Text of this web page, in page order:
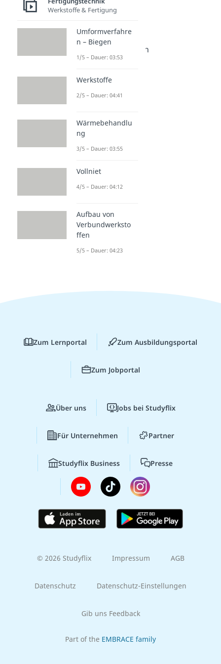
Additive Fertigung
Extruder
Dauer: 05:07
Fertigungsverfahren
Dauer: 04:26
Werkstoffe & Fertigung
Umformverfahre
n – Biegen
1/5 – Dauer: 03:53
Werkstoffe
2/5 – Dauer: 04:41
Wärmebehandlu
ng
3/5 – Dauer: 03:55
Vollniet
4/5 – Dauer: 04:12
Aufbau von
Verbundwerksto
ffen
5/5 – Dauer: 04:23
Zum Lernportal Zum Ausbildungsportal
Zum Jobportal
Über uns Jobs bei Studyflix
Für Unternehmen Partner
Studyflix Business Presse
© 2026 Studyflix Impressum AGB
Datenschutz Datenschutz-Einstellungen
Gib uns Feedback
Part of the EMBRACE family